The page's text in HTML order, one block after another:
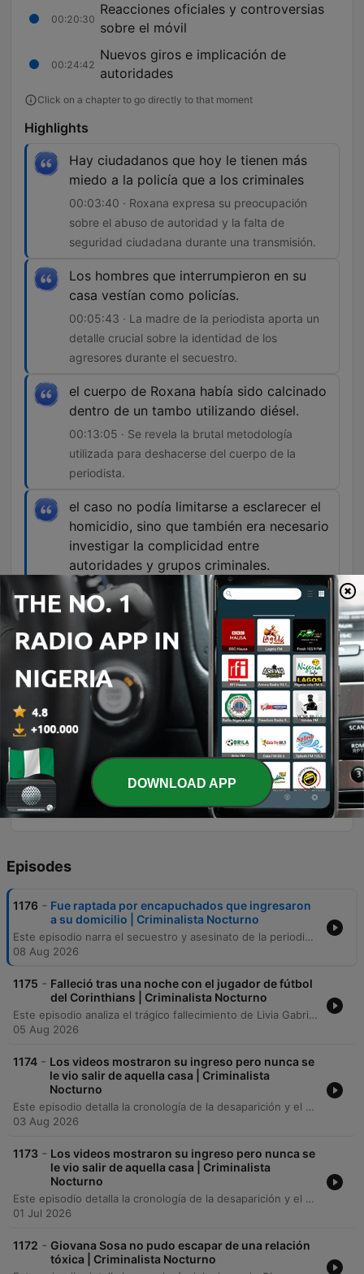
00:20:30
Reacciones oficiales y controversias
sobre el móvil
00:24:42
Nuevos giros e implicación de
autoridades
Click on a chapter to go directly to that moment
Highlights
Hay ciudadanos que hoy le tienen más
miedo a la policía que a los criminales
00:03:40 · Roxana expresa su preocupación
sobre el abuso de autoridad y la falta de
seguridad ciudadana durante una transmisión.
Los hombres que interrumpieron en su
casa vestían como policías.
00:05:43 · La madre de la periodista aporta un
detalle crucial sobre la identidad de los
agresores durante el secuestro.
el cuerpo de Roxana había sido calcinado
dentro de un tambo utilizando diésel.
00:13:05 · Se revela la brutal metodología
utilizada para deshacerse del cuerpo de la
periodista.
el caso no podía limitarse a esclarecer el
homicidio, sino que también era necesario
investigar la complicidad entre
autoridades y grupos criminales.
00:18:35 · Artículo 19 enfatiza la necesidad de
investigar la relación entre fuerzas del orden y el
crimen organizado.
México es uno de los países más
peligrosos del mundo para ejercer el
periodismo, y casos como el de Roxana
evidencian la urgencia de mejorar la
protección de quienes realizan esta labor.
00:27:26 · El narrador concluye contextualizando
la gravedad de la situación de seguridad para la
prensa en México.
Episodes
1176 - Fue raptada por encapuchados que ingresaron
a su domicilio | Criminalista Nocturno
Este episodio narra el secuestro y asesinato de la periodista Roxana Berenice Guzmán Ramírez en Veracruz, detallando la implicación de policías municipales con un grupo criminal. La investigación revela cómo su labor periodística sobre abusos de autoridad pudo estar relacionada con su crimen, culminando en el hallazgo de sus restos. Asimismo, se profundiza en las investigaciones y capturas relacionadas con el caso, incluyendo la red criminal y la complicidad entre autoridades y grupos delictivos. El episodio aborda también los esfuerzos legales para desafiar la inmunidad de funcionarios señalados y contextualiza la peligrosidad de ejercer el periodismo en México.
08 Aug 2026
1175 - Falleció tras una noche con el jugador de fútbol
del Corinthians | Criminalista Nocturno
Este episodio analiza el trágico fallecimiento de Livia Gabriele da Silva Matos el 30 de enero de 2024, tras sufrir múltiples paros cardiorrespiratorios después de un encuentro con el futbolista Dimas Cándido de Oliveira Filo. Se exploran las complicaciones médicas, los hallazgos de la necropsia y las sospechas iniciales de violencia. La investigación judicial concluyó que el deceso fue una fatalidad médica causada por una hemorragia aguda sin intención de daño por parte del jugador. A pesar del cierre legal del caso por ausencia de responsabilidad penal, se examina el profundo impacto mediático y social en la carrera de Dimas.
05 Aug 2026
1174 - Los videos mostraron su ingreso pero nunca se
le vio salir de aquella casa | Criminalista
Nocturno
Este episodio detalla la cronología de la desaparición y el hallazgo del cuerpo de Ivonne Marisela López Rosendo, desde su último mensaje a su madre hasta el descubrimiento en Morelos. Se describen las investigaciones sobre su ingreso a una vivienda en Coyoacán, el hallazgo de su triciclo eléctrico y las detenciones de implicados relacionados con el traslado del cuerpo. Asimismo, se analizan las inconsistencias en la investigación y la teoría de la familia sobre una acción coordinada. El relato repasa la línea de tiempo de los hechos y concluye con un mensaje de cierre del podcast.
03 Aug 2026
1173 - Los videos mostraron su ingreso pero nunca se
le vio salir de aquella casa | Criminalista
Nocturno
Este episodio detalla la cronología de la desaparición y el hallazgo del cuerpo de Ivonne Marisela López Rosendo, desde su último mensaje a su madre hasta el descubrimiento en Morelos. Se describen las investigaciones sobre su ingreso a una vivienda en Coyoacán, el hallazgo de su triciclo eléctrico y las detenciones de implicados relacionados con el traslado del cuerpo. Asimismo, se analizan las inconsistencias en la investigación y la teoría de la familia sobre una acción coordinada. Se repasa la línea de tiempo de los hechos y se concluye con un mensaje de cierre del podcast.
01 Jul 2026
1172 - Giovana Sosa no pudo escapar de una relación
tóxica | Criminalista Nocturno
DOWNLOAD APP